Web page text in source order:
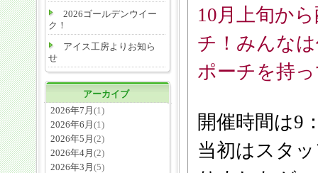
2026ゴールデンウイー
ク！
アイス工房よりお知ら
せ
アーカイブ
2026年7月 (1)
2026年6月 (1)
2026年5月 (2)
2026年4月 (2)
2026年3月 (5)
10月上旬か
チ！みんな
ポーチを持
開催時間は9
当初はスタ